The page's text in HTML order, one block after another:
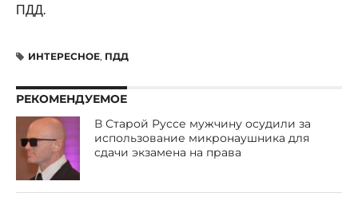
ПДД.
ИНТЕРЕСНОЕ, ПДД
РЕКОМЕНДУЕМОЕ
В Старой Руссе мужчину осудили за
использование микронаушника для
сдачи экзамена на права